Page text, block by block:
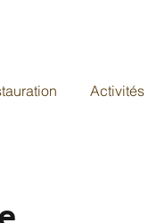
Activités